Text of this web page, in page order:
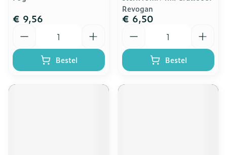
€ 9,56
Bestel
Revogan
€ 6,50
Bestel